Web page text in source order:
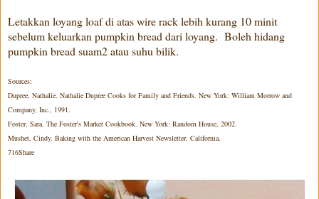
Letakkan loyang loaf di atas wire rack lebih kurang 10 minit
sebelum keluarkan pumpkin bread dari loyang. Boleh hidang
pumpkin bread suam2 atau suhu bilik.
Sources:
Dupree, Nathalie. Nathalie Dupree Cooks for Family and Friends. New York: William Morrow and
Company, Inc., 1991.
Foster, Sara. The Foster's Market Cookbook. New York: Random House, 2002.
Mushet, Cindy. Baking with the American Harvest Newsletter. California.
716Share